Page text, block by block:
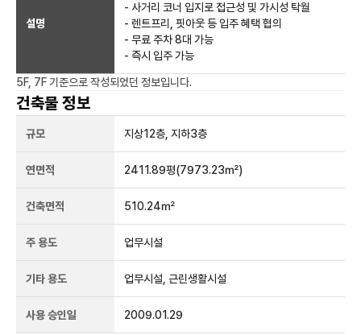
설명
- 사거리 코너 입지로 접근성 및 가시성 탁월
- 렌트프리, 핏아웃 등 입주 혜택 협의
- 무료 주차 8대 가능
- 즉시 입주 가능
5F, 7F 기준으로 작성되었던 정보입니다.
건축물 정보
규모 지상12층, 지하3층
연면적 2411.89평(7973.23㎡)
건축면적 510.24㎡
주 용도 업무시설
기타 용도 업무시설, 근린생활시설
사용 승인일 2009.01.29